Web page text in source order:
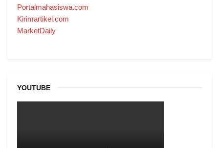
Portalmahasiswa.com
Kirimartikel.com
MarketDaily
YOUTUBE